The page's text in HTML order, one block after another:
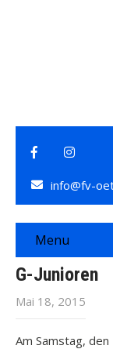
info@fv-
Menu
G-Junioren
Mai 18, 2015
Am Samstag,